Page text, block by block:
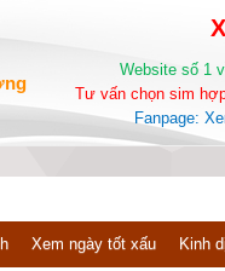
Website số 1
Tư vấn chọn sim
Fanpage:
Xem ngày tốt xấu Kinh